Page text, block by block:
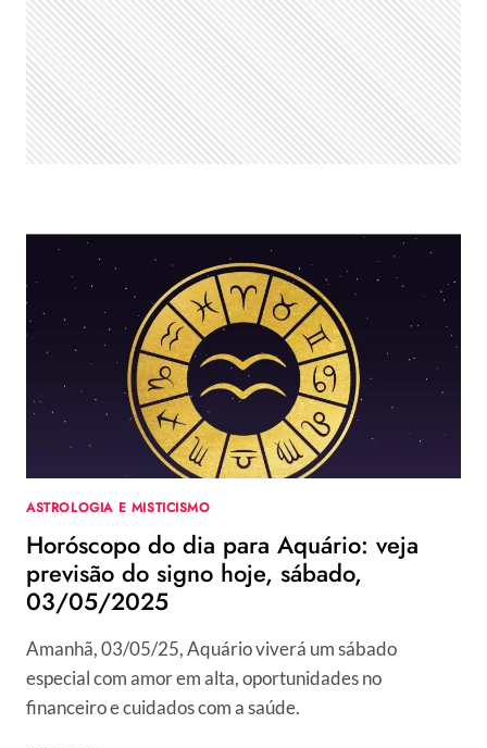
SIGNO
HOJE,
DOMINGO,
04/05/2025
ASTROLOGIA E MISTICISMO
Horóscopo do dia para Aquário: veja
previsão do signo hoje, sábado,
03/05/2025
Amanhã, 03/05/25, Aquário viverá um sábado
especial com amor em alta, oportunidades no
financeiro e cuidados com a saúde.